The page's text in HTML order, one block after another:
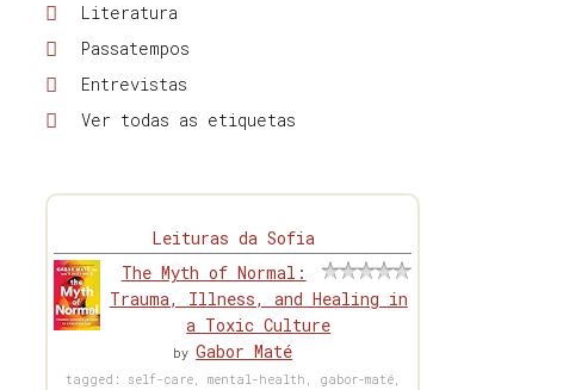
Literatura
Passatempos
Entrevistas
Ver todas as etiquetas
Leituras da Sofia
The Myth of Normal:
Trauma, Illness, and Healing in
a Toxic Culture
byGabor Maté
tagged: self-care, mental-health, gabor-maté,